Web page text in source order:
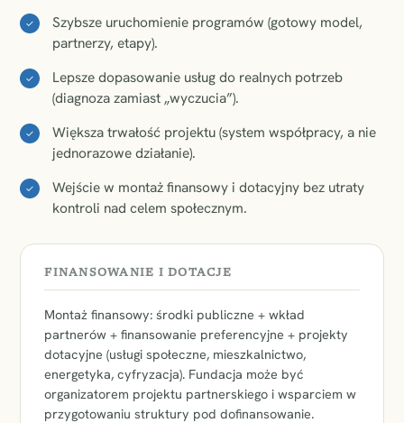
✓
Szybsze uruchomienie programów (gotowy model,
partnerzy, etapy).
✓
Lepsze dopasowanie usług do realnych potrzeb
(diagnoza zamiast „wyczucia”).
✓
Większa trwałość projektu (system współpracy, a nie
jednorazowe działanie).
✓
Wejście w montaż finansowy i dotacyjny bez utraty
kontroli nad celem społecznym.
FINANSOWANIE I DOTACJE
Montaż finansowy: środki publiczne + wkład
partnerów + finansowanie preferencyjne + projekty
dotacyjne (usługi społeczne, mieszkalnictwo,
energetyka, cyfryzacja). Fundacja może być
organizatorem projektu partnerskiego i wsparciem w
przygotowaniu struktury pod dofinansowanie.